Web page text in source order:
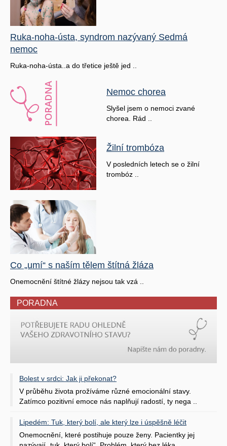
Ruka-noha-ústa, syndrom nazývaný Sedmá
nemoc
Ruka-noha-ústa..a do třetice ještě jed ..
Nemoc chorea
Slyšel jsem o nemoci zvané
chorea. Rád ..
Žilní trombóza
V posledních letech se o žilní
trombóz ..
Co „umí“ s naším tělem štítná žláza
Onemocnění štítné žlázy nejsou tak vzá ..
PORADNA
Bolest v srdci: Jak ji překonat?
V průběhu života prožíváme různé emocionální stavy.
Zatímco pozitivní emoce nás naplňují radostí, ty nega ..
Lipedém: Tuk, který bolí, ale který lze i úspěšně léčit
Onemocnění, které postihuje pouze ženy. Pacientky jej